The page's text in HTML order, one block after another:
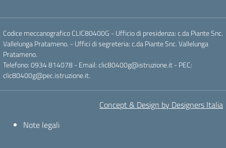
Codice meccanografico CLIC80400G - Ufficio di presidenza: c.da Piante Snc.
Vallelunga Pratameno. - Uffici di segreteria: c.da Piante Snc. Vallelunga
Pratameno.
Telefono: 0934 814078 - Email: clic80400g@istruzione.it - PEC:
clic80400g@pec.istruzione.it.
Concept & Design by Designers Italia
Note legali